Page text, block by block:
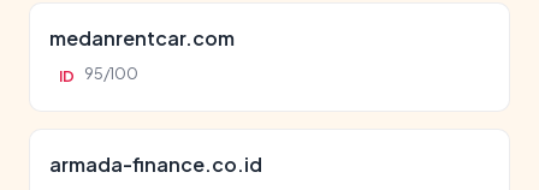
medanrentcar.com
ID 95/100
armada-finance.co.id